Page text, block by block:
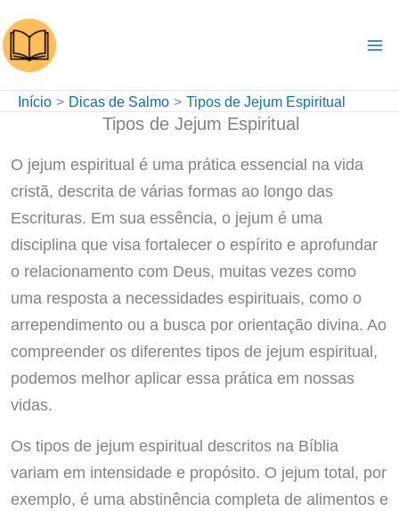
para
o
conteúdo
Início Dicas de Salmo Tipos de Jejum Espiritual
Tipos de Jejum Espiritual
O jejum espiritual é uma prática essencial na vida
cristã, descrita de várias formas ao longo das
Escrituras. Em sua essência, o jejum é uma
disciplina que visa fortalecer o espírito e aprofundar
o relacionamento com Deus, muitas vezes como
uma resposta a necessidades espirituais, como o
arrependimento ou a busca por orientação divina. Ao
compreender os diferentes tipos de jejum espiritual,
podemos melhor aplicar essa prática em nossas
vidas.
Os tipos de jejum espiritual descritos na Bíblia
variam em intensidade e propósito. O jejum total, por
exemplo, é uma abstinência completa de alimentos e